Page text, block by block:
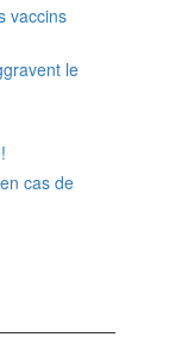
vaccins
le
cas de